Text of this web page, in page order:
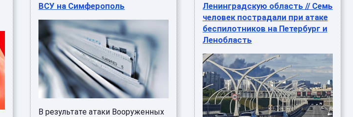
ВСУ на Симферополь
В результате атаки Вооруженных
Ленинградскую область // Семь
человек пострадали при атаке
беспилотников на Петербург и
Ленобласть